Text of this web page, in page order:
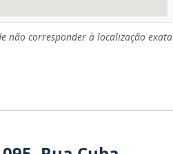
não corresponder à localização exata